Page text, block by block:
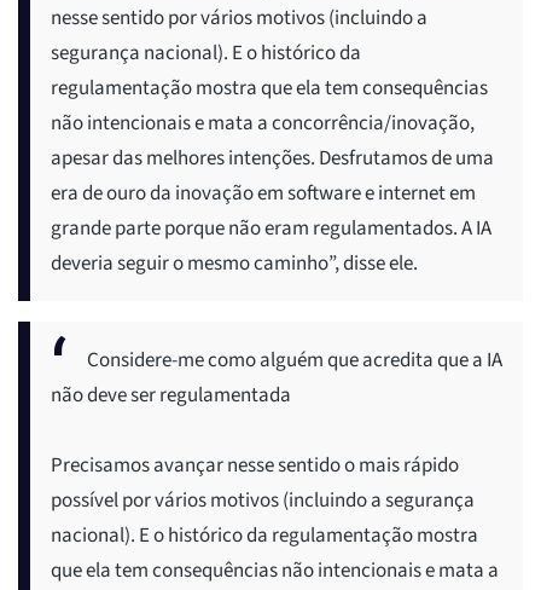
nesse sentido por vários motivos (incluindo a
segurança nacional). E o histórico da
regulamentação mostra que ela tem consequências
não intencionais e mata a concorrência/inovação,
apesar das melhores intenções. Desfrutamos de uma
era de ouro da inovação em software e internet em
grande parte porque não eram regulamentados. A IA
deveria seguir o mesmo caminho”, disse ele.
Considere-me como alguém que acredita que a IA
não deve ser regulamentada
Precisamos avançar nesse sentido o mais rápido
possível por vários motivos (incluindo a segurança
nacional). E o histórico da regulamentação mostra
que ela tem consequências não intencionais e mata a